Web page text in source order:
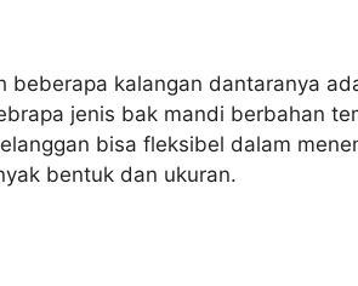
kalangan dantaranya
jenis bak mandi berbahan
bisa fleksibel dalam
bentuk dan ukuran.